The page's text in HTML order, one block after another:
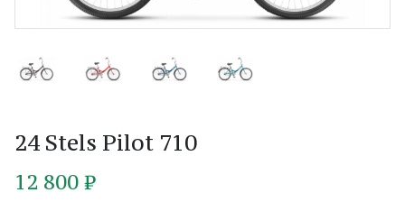
24 Stels Pilot 710
12 800 ₽